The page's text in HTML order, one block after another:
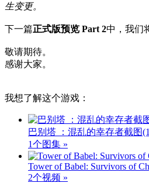
生变更。
下一篇正式版预览 Part 2中，我们
敬请期待。
感谢大家。
我想了解这个游戏：
巴别塔 ：混乱的幸存者截图
1个图集 »
Tower of Babel: Survivors of
2个视频 »